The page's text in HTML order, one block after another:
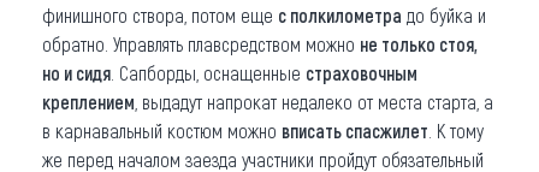
финишного створа, потом еще с полкилометра до буйка и
обратно. Управлять плавсредством можно не только стоя,
но и сидя . Сапборды, оснащенные страховочным
креплением , выдадут напрокат недалеко от места старта, а
в карнавальный костюм можно вписать спасжилет . К тому
же перед началом заезда участники пройдут обязательный